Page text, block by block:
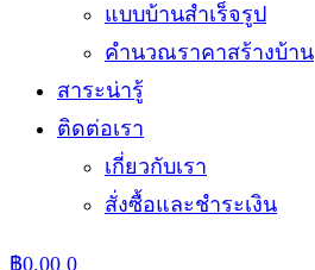
แบบบ้านสำเร็จรูป
คำนวณราคาสร้างบ้าน
สาระน่ารู้
ติดต่อเรา
เกี่ยวกับเรา
สั่งซื้อและชำระเงิน
฿0.00 0